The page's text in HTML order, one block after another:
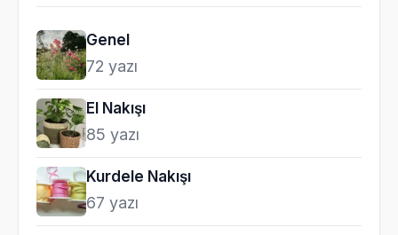
Genel
72 yazı
El Nakışı
85 yazı
Kurdele Nakışı
67 yazı